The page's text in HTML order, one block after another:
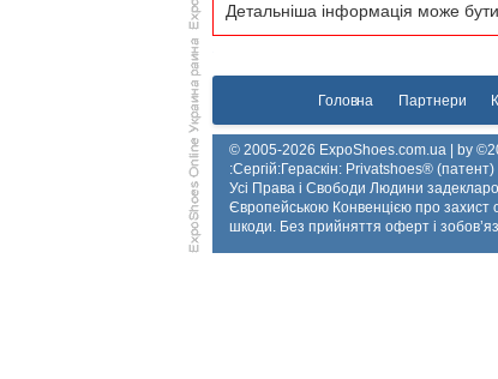
Детальніша інформація може
Головна Партнери
© 2005-2026 ExpoShoes.com.ua | by
:Сергій:Гераскін: Privatshoes®
Усі Права і Свободи Людини
Європейською Конвенцією про захист
шкоди. Без прийняття оферт і